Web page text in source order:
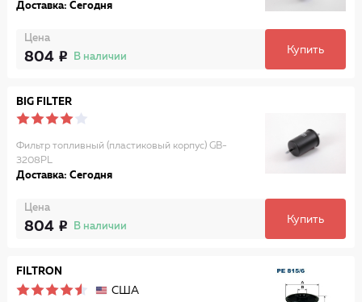
Доставка: Сегодня
Цена
804 В наличии
Купить
BIG FILTER
Фильтр топливный (пластиковый корпус) GB-
3208PL
Доставка: Сегодня
Цена
804 В наличии
Купить
FILTRON
США